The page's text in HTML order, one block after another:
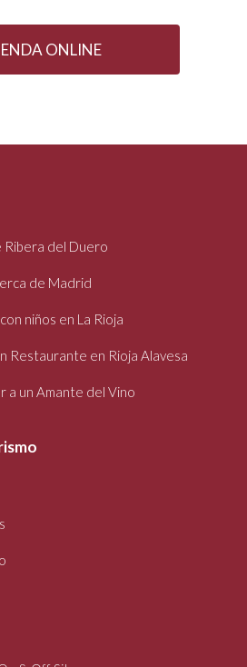
ONLINE
Ribera del Duero
de Madrid
niños en La Rioja
Restaurante en Rioja Alavesa
a un Amante del Vino